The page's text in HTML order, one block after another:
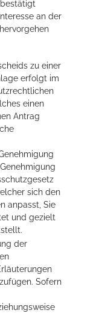
an der
zu einer
erfolgt im
einen
Antrag
sich den
anpasst, Sie
und gezielt
der
. Sofern